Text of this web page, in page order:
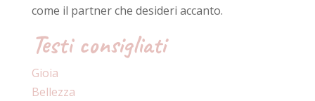
come il partner che desideri accanto.
Testi consigliati
Gioia
Bellezza